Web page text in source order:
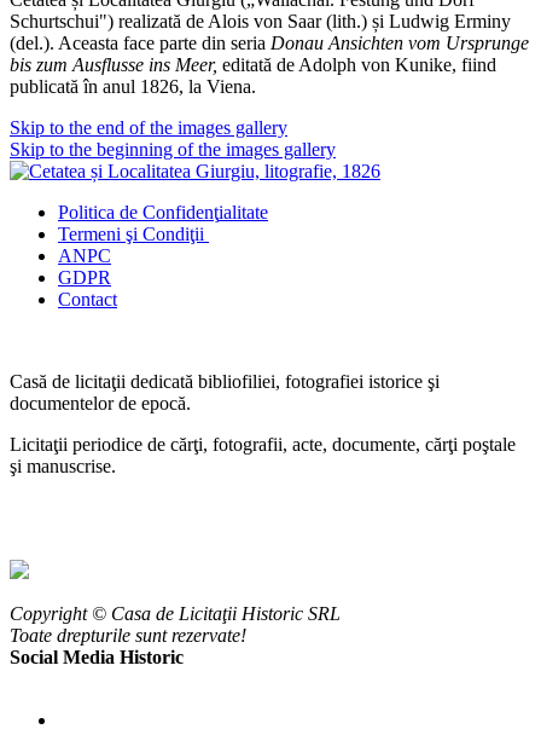
Schurtschui") realizată de Alois von Saar (lith.) și Ludwig Erminy
(del.). Aceasta face parte din seria Donau Ansichten vom Ursprunge
bis zum Ausflusse ins Meer, editată de Adolph von Kunike, fiind
publicată în anul 1826, la Viena.
Skip to the end of the images gallery
Skip to the beginning of the images gallery
Politica de Confidenţialitate
Termeni şi Condiţii
ANPC
GDPR
Contact
Casă de licitaţii dedicată bibliofiliei, fotografiei istorice şi
documentelor de epocă.
Licitaţii periodice de cărţi, fotografii, acte, documente, cărţi poştale
şi manuscrise.
Copyright © Casa de Licitaţii Historic SRL
Toate drepturile sunt rezervate!
Social Media Historic